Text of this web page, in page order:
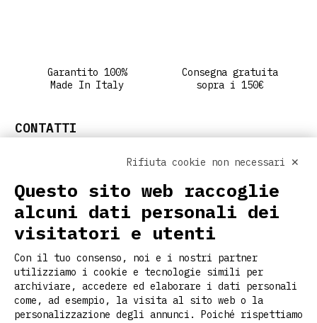
Garantito 100%
Made In Italy
Consegna gratuita
sopra i 150€
CONTATTI
Home
Chi siamo
Personalizzazione
Contatti
Rifiuta cookie non necessari ✕
Questo sito web raccoglie
alcuni dati personali dei
visitatori e utenti
Con il tuo consenso, noi e i nostri partner
utilizziamo i cookie e tecnologie simili per
archiviare, accedere ed elaborare i dati personali
come, ad esempio, la visita al sito web o la
personalizzazione degli annunci. Poiché rispettiamo